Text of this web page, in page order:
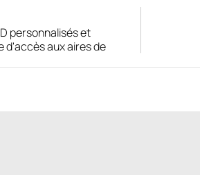
personnalisés et
d'accès aux aires de